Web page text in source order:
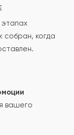
собран, когда
вашего